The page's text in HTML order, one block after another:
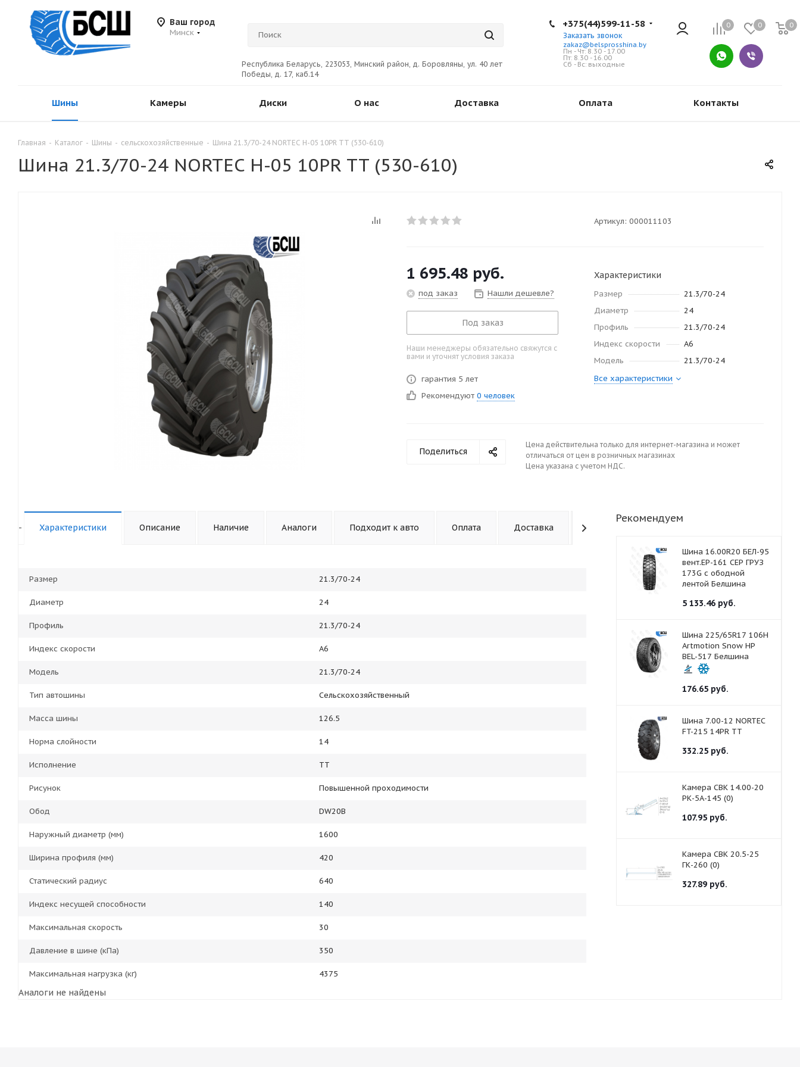
Ваш город
Минск
Республика Беларусь, 223053, Минский район, д. Боровляны, ул. 40 лет
Победы, д. 17, каб.14
0 0 0
+375(44)599-11-58
Заказать звонок
zakaz@belsprosshina.by
Пн - Чт: 8.30 - 17.00
Пт: 8.30 - 16.00
Сб - Вс: выходные
Шины Камеры Диски О нас Доставка Оплата Контакты
Главная - Каталог - Шины - сельскохозяйственные - Шина 21.3/70-24 NORTEC Н-05 10PR TT (530-610)
Шина 21.3/70-24 NORTEC Н-05 10PR TT (530-610)
Артикул: 000011103
1 695.48 руб.
под заказ Нашли дешевле?
Под заказ
Наши менеджеры обязательно свяжутся с
вами и уточнят условия заказа
гарантия 5 лет
Рекомендуют 0 человек
Характеристики
Размер
21.3/70-24
Диаметр
24
Профиль
21.3/70-24
Индекс скорости
A6
Модель
21.3/70-24
Все характеристики
Поделиться
Цена действительна только для интернет-магазина и может
отличаться от цен в розничных магазинах
Цена указана с учетом НДС.
- Характеристики Описание Наличие Аналоги Подходит к авто Оплата Доставка
Размер 21.3/70-24
Диаметр 24
Профиль 21.3/70-24
Индекс скорости A6
Модель 21.3/70-24
Тип автошины Сельскохозяйственный
Масса шины 126.5
Норма слойности 14
Исполнение TT
Рисунок Повышенной проходимости
Обод DW20B
Наружный диаметр (мм) 1600
Ширина профиля (мм) 420
Статический радиус 640
Индекс несущей способности 140
Максимальная скорость 30
Давление в шине (кПа) 350
Максимальная нагрузка (кг) 4375
Аналоги не найдены
Рекомендуем
Шина 16.00R20 БЕЛ-95
вент.ЕР-161 СЕР ГРУЗ
173G с ободной
лентой Белшина
5 133.46 руб.
Шина 225/65R17 106H
Artmotion Snow HP
BEL-517 Белшина
176.65 руб.
Шина 7.00-12 NORTEC
FT-215 14PR ТТ
332.25 руб.
Камера СВК 14.00-20
РК-5А-145 (0)
107.95 руб.
Камера СВК 20.5-25
ГК-260 (0)
327.89 руб.